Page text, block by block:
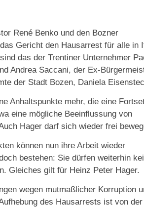
René Benko und den Bozner
Gericht den Hausarrest für alle in
das der Trentiner Unternehmer
Andrea Saccani, der Ex-
der Stadt Bozen, Daniela
Anhaltspunkte mehr, die eine
eine mögliche Beeinflussung von
Hager darf sich wieder frei
können nun ihre Arbeit wieder
bestehen: Sie dürfen weiterhin
Gleiches gilt für Heinz Peter Hager.
wegen mutmaßlicher Korruption
des Hausarrests ist von der